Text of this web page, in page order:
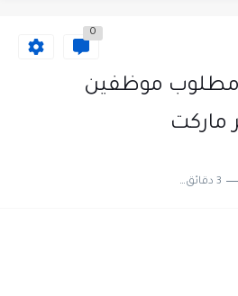
مطلوب عامل نظافة عدد 2 بدوام كامل او جزئي في...
0
موظفين
ماركت
3 دقائق للقراءة